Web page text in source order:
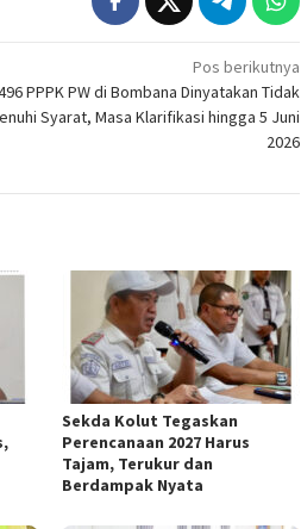
Pos berikutnya
PPPK PW di Bombana Dinyatakan Tidak
Syarat, Masa Klarifikasi hingga 5 Juni
2026
Sekda Kolut Tegaskan
Perencanaan 2027 Harus
Tajam, Terukur dan
Berdampak Nyata